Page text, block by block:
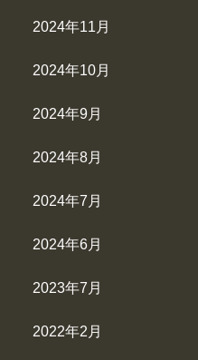
2024年11月
2024年10月
2024年9月
2024年8月
2024年7月
2024年6月
2023年7月
2022年2月